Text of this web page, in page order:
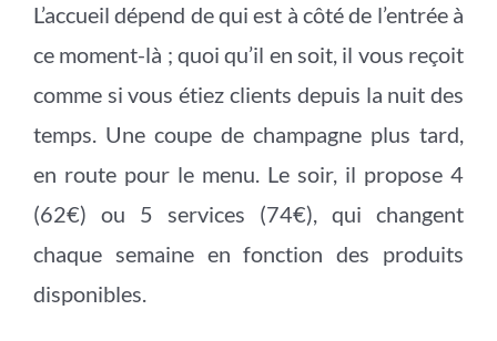
L’accueil dépend de qui est à côté de l’entrée à
ce moment-là ; quoi qu’il en soit, il vous reçoit
comme si vous étiez clients depuis la nuit des
temps. Une coupe de champagne plus tard,
en route pour le menu. Le soir, il propose 4
(62€) ou 5 services (74€), qui changent
chaque semaine en fonction des produits
disponibles.